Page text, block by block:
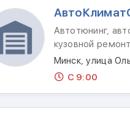
Автотюнинг,
кузовной
Минск, улица
С 9:00